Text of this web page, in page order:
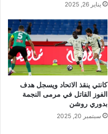
يناير 26, 2025
كانتي ينقذ الاتحاد ويسجل هدف
الفوز القاتل في مرمى النجمة
بدوري روشن
سبتمبر 20, 2025